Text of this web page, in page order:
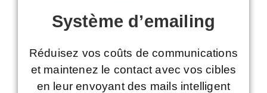
Système d’emailing
Réduisez vos coûts de communications
et maintenez le contact avec vos cibles
en leur envoyant des mails intelligent